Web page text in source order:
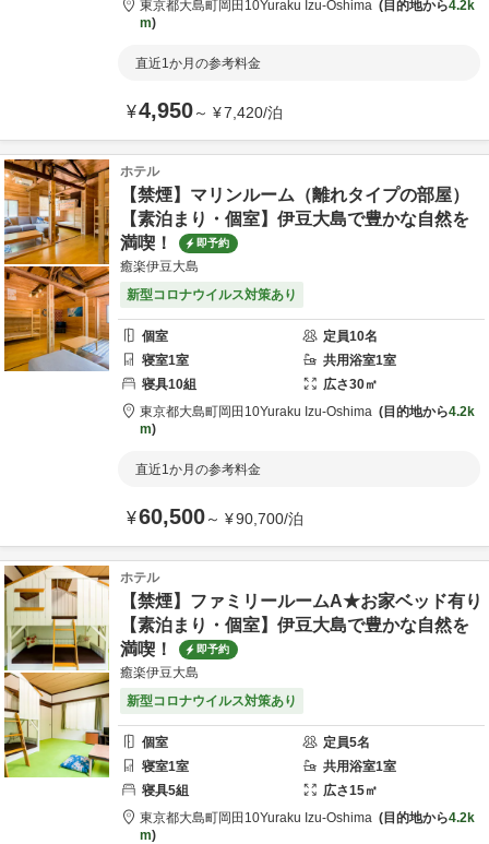
東京都大島町岡田10Yuraku Izu-Oshima 目的地から4.2k
m
直近1か月の参考料金
¥4,950～ ¥7,420/泊
ホテル
【禁煙】マリンルーム（離れタイプの部屋）
【素泊まり・個室】伊豆大島で豊かな自然を
満喫！
即予約
癒楽伊豆大島
新型コロナウイルス対策あり
個室 定員10名
寝室1室 共用浴室1室
寝具10組 広さ30㎡
東京都大島町岡田10Yuraku Izu-Oshima 目的地から4.2k
m
直近1か月の参考料金
¥60,500～ ¥90,700/泊
ホテル
【禁煙】ファミリールームA★お家ベッド有り
【素泊まり・個室】伊豆大島で豊かな自然を
満喫！
即予約
癒楽伊豆大島
新型コロナウイルス対策あり
個室 定員5名
寝室1室 共用浴室1室
寝具5組 広さ15㎡
東京都大島町岡田10Yuraku Izu-Oshima 目的地から4.2k
m